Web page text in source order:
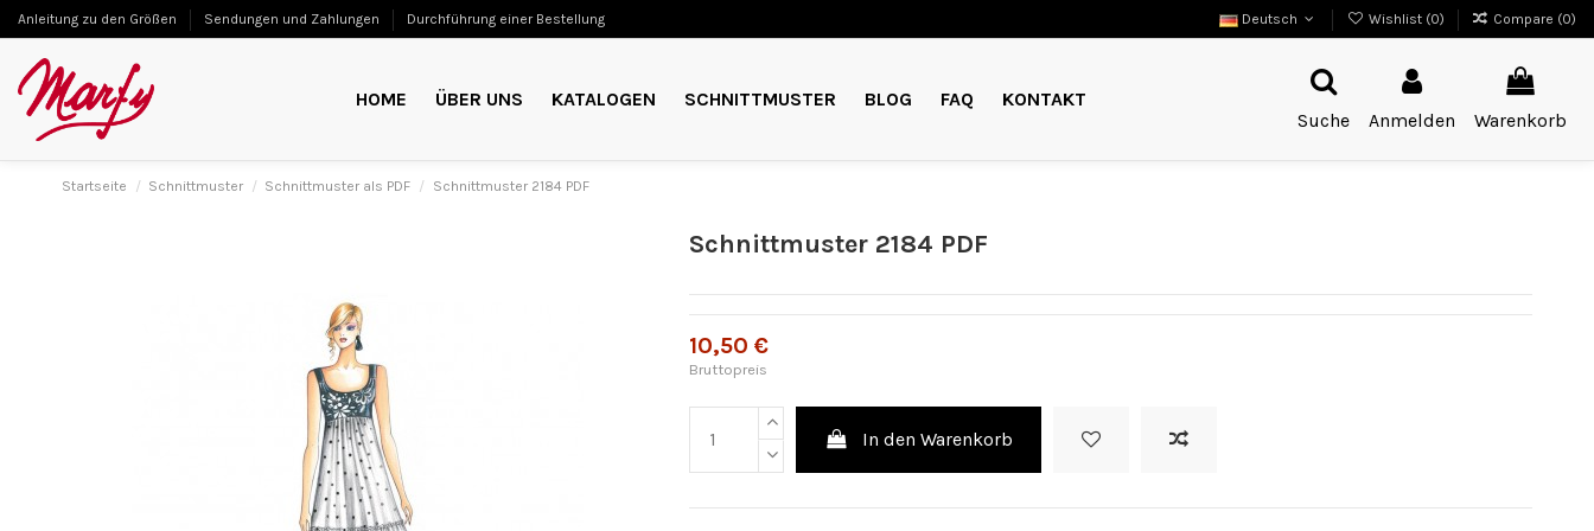
Anleitung zu den Größen Sendungen und Zahlungen Durchführung einer Bestellung Deutsch Wishlist (0) Compare (0)
HOME ÜBER UNS KATALOGEN SCHNITTMUSTER BLOG FAQ
KONTAKT
Suche
Anmelden Warenkorb
Startseite Schnittmuster Schnittmuster als PDF Schnittmuster 2184 PDF
Schnittmuster 2184 PDF
10,50 €
Bruttopreis
In den Warenkorb